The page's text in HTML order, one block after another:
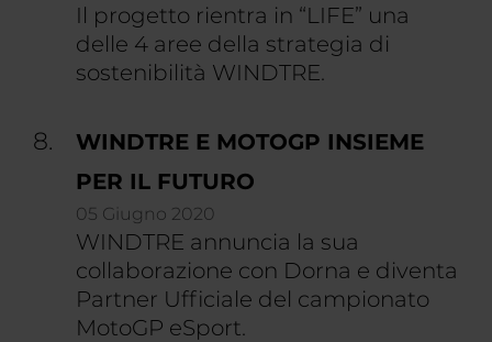
Il progetto rientra in “LIFE” una
delle 4 aree della strategia di
sostenibilità WINDTRE.
WINDTRE E MOTOGP INSIEME
PER IL FUTURO
05 Giugno 2020
WINDTRE annuncia la sua
collaborazione con Dorna e diventa
Partner Ufficiale del campionato
MotoGP eSport.